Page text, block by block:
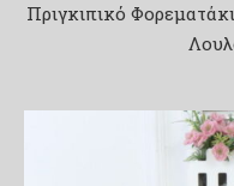
Πριγκιπικό